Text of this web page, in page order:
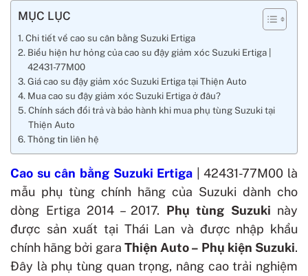
MỤC LỤC
Chi tiết về cao su cân bằng Suzuki Ertiga
Biểu hiện hư hỏng của cao su đậy giảm xóc Suzuki Ertiga |
42431-77M00
Giá cao su đậy giảm xóc Suzuki Ertiga tại Thiện Auto
Mua cao su đậy giảm xóc Suzuki Ertiga ở đâu?
Chính sách đổi trả và bảo hành khi mua phụ tùng Suzuki tại
Thiện Auto
Thông tin liên hệ
Cao su cân bằng Suzuki Ertiga | 42431-77M00 là
mẫu phụ tùng chính hãng của Suzuki dành cho
dòng Ertiga 2014 – 2017. Phụ tùng Suzuki này
được sản xuất tại Thái Lan và được nhập khẩu
chính hãng bởi gara Thiện Auto – Phụ kiện Suzuki.
Đây là phụ tùng quan trọng, nâng cao trải nghiệm